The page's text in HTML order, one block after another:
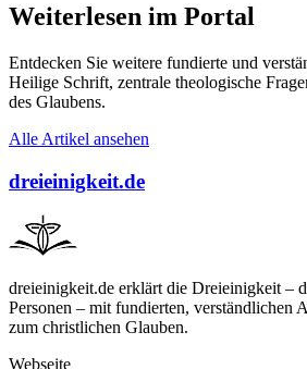
Weiterlesen im Portal
Entdecken Sie weitere fundierte und
Heilige Schrift, zentrale theologische
des Glaubens.
Alle Artikel ansehen
dreieinigkeit.de
dreieinigkeit.de erklärt die Dreieinigkeit –
Personen – mit fundierten, verständlichen
zum christlichen Glauben.
Webseite